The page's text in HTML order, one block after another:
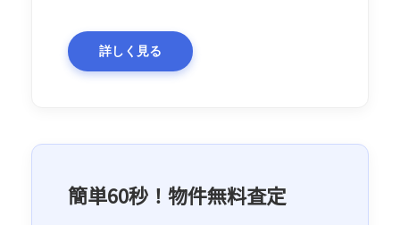
詳しく見る
簡単60秒！物件無料査定